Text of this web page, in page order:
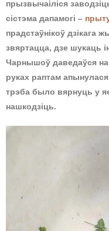
прызвычаіліся
сістэма дапамогі –
прадстаўнікоў дзікага
звяртацца, дзе шукаць
Чарнышоў даведаўся на
руках раптам
трэба было вярнуць у
нашкодзіць.